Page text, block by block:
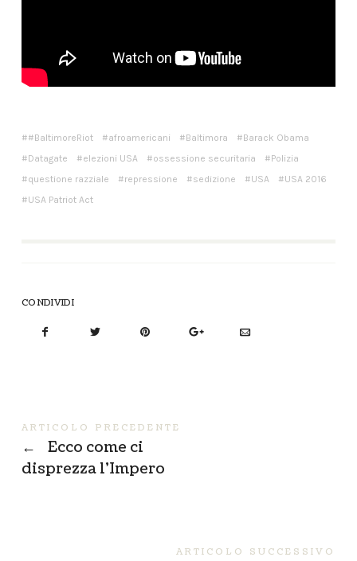
#BaltimoreRiot afroamericani Baltimora
Barack Obama
Datagate
elezioni USA ossessione securitaria
Polizia
questione razziale
repressione sedizione USA
USA 2016
USA Patriot Act
CONDIVIDI
ARTICOLO PRECEDENTE
←
Ecco come ci
disprezza l’Impero
ARTICOLO SUCCESSIVO